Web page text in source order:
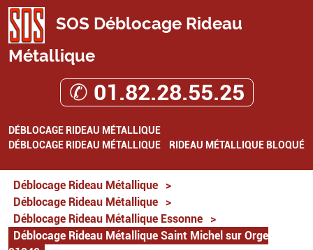
SOS Déblocage Rideau
Métallique
✆ 01.82.28.55.25
DÉBLOCAGE RIDEAU MÉTALLIQUE
DÉBLOCAGE RIDEAU MÉTALLIQUE
RIDEAU MÉTALLIQUE BLOQUÉ
Déblocage Rideau Métallique
>
Déblocage Rideau Métallique
>
Déblocage Rideau Métallique Essonne
>
Déblocage Rideau Métallique Saint Michel sur Orge